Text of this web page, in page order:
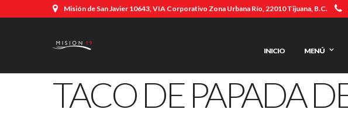
Misión de San Javier 10643, VIA Corporativo Zona Urbana Río, 22010 Tijuana, B.C.
INICIO MENÚ
TACO DE PAPADA